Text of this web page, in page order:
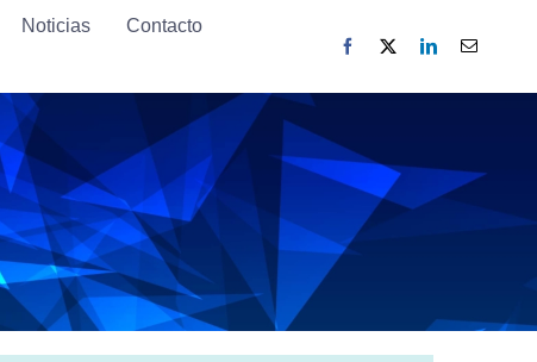
Noticias Contacto
Noticias Contacto